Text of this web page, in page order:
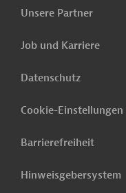
Unsere Partner
Job und Karriere
Datenschutz
Cookie-Einstellungen
Barrierefreiheit
Hinweisgebersystem